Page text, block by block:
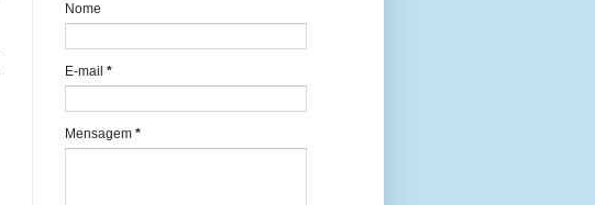
Nome
E-mail *
Mensagem *